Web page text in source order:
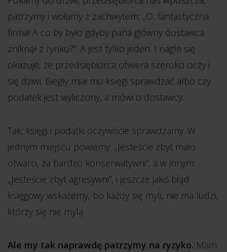
patrzymy i wołamy z zachwytem: „O, fantastyczna
firma! A co by było gdyby pana główny dostawca
zniknął z rynku?”. A jest tylko jeden. I nagle się
okazuje, że przedsiębiorca otwiera szeroko oczy i
się dziwi. Biegły miał mu księgi sprawdzać albo czy
podatek jest wyliczony, a mówi o dostawcy.
Tak, księgi i podatki oczywiście sprawdzamy. W
jednym miejscu powiemy: „Jesteście zbyt mało
otwarci, za bardzo konserwatywni”, a w innym:
„Jesteście zbyt agresywni”, i jeszcze jakiś błąd
księgowy wskażemy, bo każdy się myli, nie ma ludzi,
którzy się nie mylą.
Ale my tak naprawdę patrzymy na ryzyko. Mam